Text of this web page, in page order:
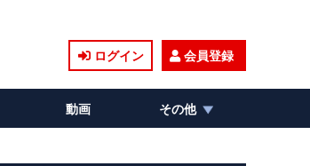
ログイン 会員登録
動画 その他